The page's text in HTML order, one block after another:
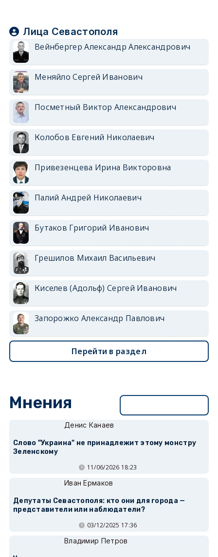
Лица Севастополя
Вейнбергер Александр Александрович
Меняйло Сергей Иванович
Посметный Виктор Александрович
Колобов Евгений Николаевич
Привезенцева Ирина Викторовна
Палий Андрей Николаевич
Бутаков Григорий Иванович
Грешилов Михаил Васильевич
Киселев (Адольф) Сергей Иванович
Запорожко Александр Павлович
Перейти в раздел
Мнения
Денис Канаев
Слово "Украина" не принадлежит этому монстру
Зеленскому
11/06/2026 18:23
Иван Ермаков
Депутаты Севастополя: кто они для города —
представители или наблюдатели?
03/12/2025 17:36
Владимир Петров